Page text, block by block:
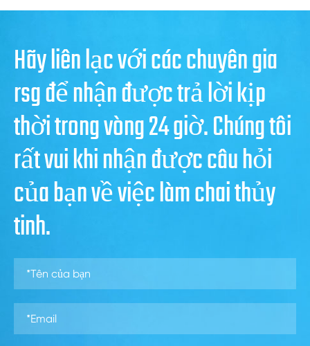
Hãy liên lạc với các chuyên gia
rsg để nhận được trả lời kịp
thời trong vòng 24 giờ. Chúng tôi
rất vui khi nhận được câu hỏi
của bạn về việc làm chai thủy
tinh.